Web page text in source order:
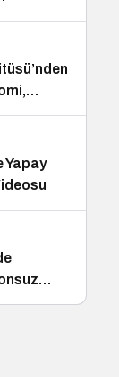
Hukuk
Yapay